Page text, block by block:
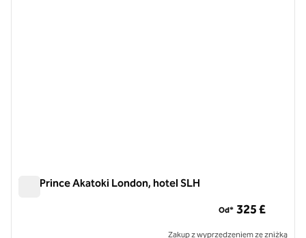
The Prince Akatoki London, hotel SLH
Od* 325 £
Zakup z wyprzedzeniem ze zniżką